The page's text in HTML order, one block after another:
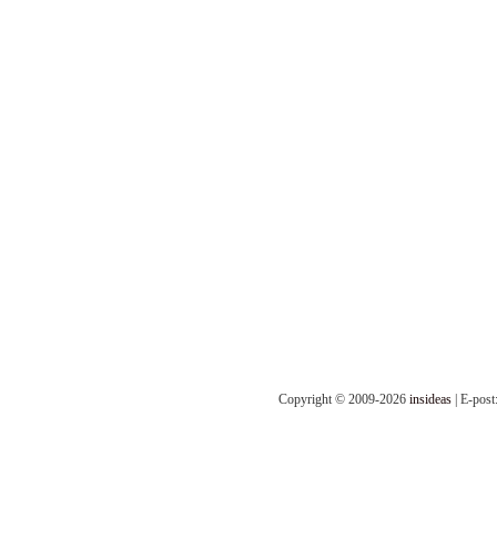
Copyright © 2009-2026 insideas | E-